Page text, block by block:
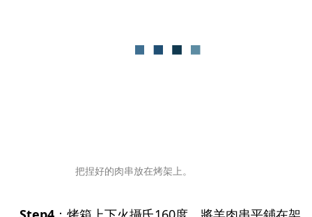
把捏好的肉串放在烤架上。